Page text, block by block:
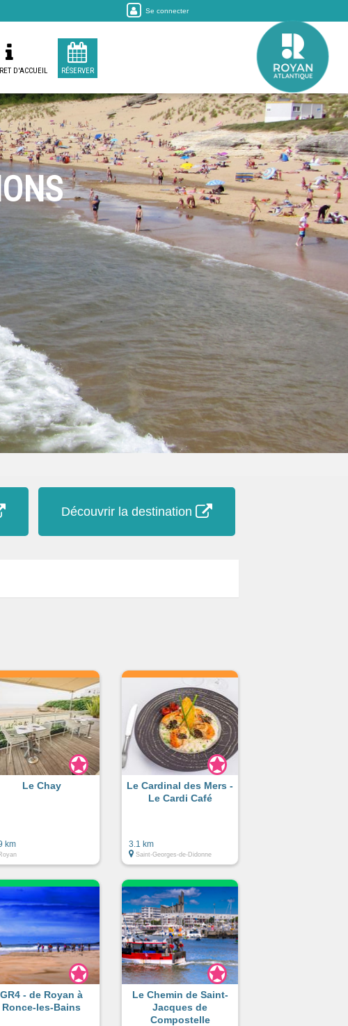
Se connecter
D'ACCUEIL RÉSERVER
Découvrir la destination
Le Chay
km
Le Cardinal des Mers -
Le Cardi Café
3.1 km
Saint-Georges-de-Didonne
GR4 - de Royan à
Ronce-les-Bains
Le Chemin de Saint-
Jacques de
Compostelle